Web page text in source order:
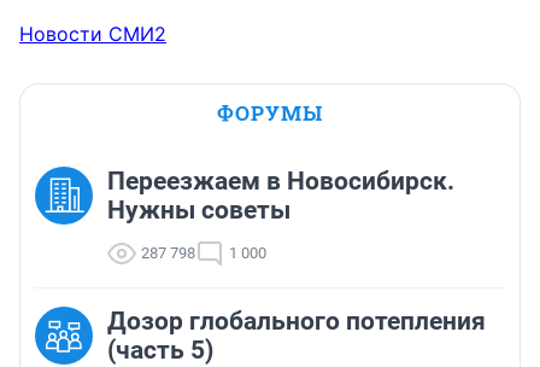
Новости СМИ2
ФОРУМЫ
Переезжаем в Новосибирск.
Нужны советы
287 798 1 000
Дозор глобального потепления
(часть 5)